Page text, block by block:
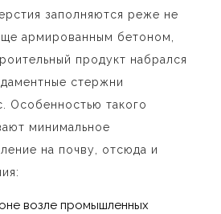
заполняются реже не
армированным бетоном,
продукт набрался
стержни
Особенностью такого
минимальное
на почву, отсюда и
возле промышленных